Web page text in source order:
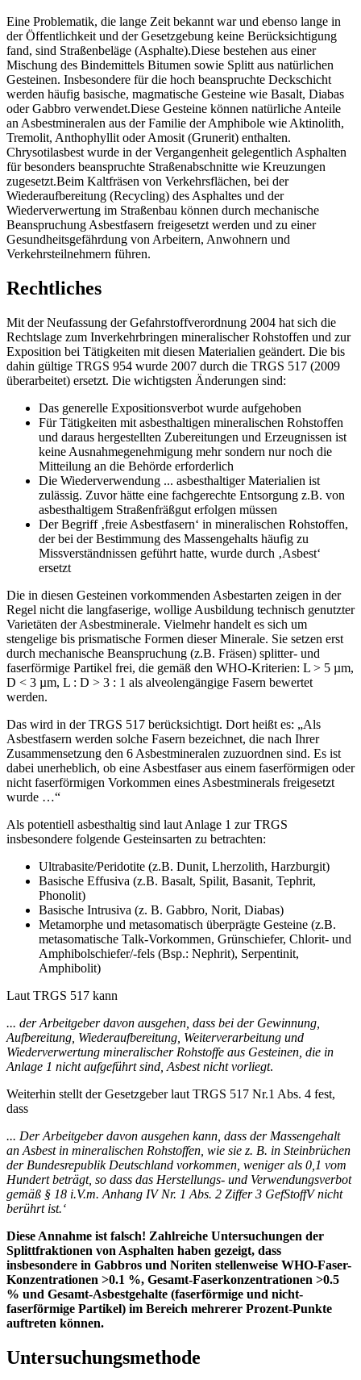
Eine Problematik, die lange Zeit bekannt war und ebenso lange in
der Öffentlichkeit und der Gesetzgebung keine Berücksichtigung
fand, sind Straßenbeläge (Asphalte).Diese bestehen aus einer
Mischung des Bindemittels Bitumen sowie Splitt aus natürlichen
Gesteinen. Insbesondere für die hoch beanspruchte Deckschicht
werden häufig basische, magmatische Gesteine wie Basalt, Diabas
oder Gabbro verwendet.Diese Gesteine können natürliche Anteile
an Asbestmineralen aus der Familie der Amphibole wie Aktinolith,
Tremolit, Anthophyllit oder Amosit (Grunerit) enthalten.
Chrysotilasbest wurde in der Vergangenheit gelegentlich Asphalten
für besonders beanspruchte Straßenabschnitte wie Kreuzungen
zugesetzt.Beim Kaltfräsen von Verkehrsflächen, bei der
Wiederaufbereitung (Recycling) des Asphaltes und der
Wiederverwertung im Straßenbau können durch mechanische
Beanspruchung Asbestfasern freigesetzt werden und zu einer
Gesundheitsgefährdung von Arbeitern, Anwohnern und
Verkehrsteilnehmern führen.
Rechtliches
Mit der Neufassung der Gefahrstoffverordnung 2004 hat sich die
Rechtslage zum Inverkehrbringen mineralischer Rohstoffen und zur
Exposition bei Tätigkeiten mit diesen Materialien geändert. Die bis
dahin gültige TRGS 954 wurde 2007 durch die TRGS 517 (2009
überarbeitet) ersetzt. Die wichtigsten Änderungen sind:
Das generelle Expositionsverbot wurde aufgehoben
Für Tätigkeiten mit asbesthaltigen mineralischen Rohstoffen
und daraus hergestellten Zubereitungen und Erzeugnissen ist
keine Ausnahmegenehmigung mehr sondern nur noch die
Mitteilung an die Behörde erforderlich
Die Wiederverwendung ... asbesthaltiger Materialien ist
zulässig. Zuvor hätte eine fachgerechte Entsorgung z.B. von
asbesthaltigem Straßenfräßgut erfolgen müssen
Der Begriff ‚freie Asbestfasern‘ in mineralischen Rohstoffen,
der bei der Bestimmung des Massengehalts häufig zu
Missverständnissen geführt hatte, wurde durch ‚Asbest‘
ersetzt
Die in diesen Gesteinen vorkommenden Asbestarten zeigen in der
Regel nicht die langfaserige, wollige Ausbildung technisch genutzter
Varietäten der Asbestminerale. Vielmehr handelt es sich um
stengelige bis prismatische Formen dieser Minerale. Sie setzen erst
durch mechanische Beanspruchung (z.B. Fräsen) splitter- und
faserförmige Partikel frei, die gemäß den WHO-Kriterien: L > 5 µm,
D < 3 µm, L : D > 3 : 1 als alveolengängige Fasern bewertet
werden.
Das wird in der TRGS 517 berücksichtigt. Dort heißt es: „Als
Asbestfasern werden solche Fasern bezeichnet, die nach Ihrer
Zusammensetzung den 6 Asbestmineralen zuzuordnen sind. Es ist
dabei unerheblich, ob eine Asbestfaser aus einem faserförmigen oder
nicht faserförmigen Vorkommen eines Asbestminerals freigesetzt
wurde …“
Als potentiell asbesthaltig sind laut Anlage 1 zur TRGS
insbesondere folgende Gesteinsarten zu betrachten:
Ultrabasite/Peridotite (z.B. Dunit, Lherzolith, Harzburgit)
Basische Effusiva (z.B. Basalt, Spilit, Basanit, Tephrit,
Phonolit)
Basische Intrusiva (z. B. Gabbro, Norit, Diabas)
Metamorphe und metasomatisch überprägte Gesteine (z.B.
metasomatische Talk-Vorkommen, Grünschiefer, Chlorit- und
Amphibolschiefer/-fels (Bsp.: Nephrit), Serpentinit,
Amphibolit)
Laut TRGS 517 kann
... der Arbeitgeber davon ausgehen, dass bei der Gewinnung,
Aufbereitung, Wiederaufbereitung, Weiterverarbeitung und
Wiederverwertung mineralischer Rohstoffe aus Gesteinen, die in
Anlage 1 nicht aufgeführt sind, Asbest nicht vorliegt.
Weiterhin stellt der Gesetzgeber laut TRGS 517 Nr.1 Abs. 4 fest,
dass
... Der Arbeitgeber davon ausgehen kann, dass der Massengehalt
an Asbest in mineralischen Rohstoffen, wie sie z. B. in Steinbrüchen
der Bundesrepublik Deutschland vorkommen, weniger als 0,1 vom
Hundert beträgt, so dass das Herstellungs- und Verwendungsverbot
gemäß § 18 i.V.m. Anhang IV Nr. 1 Abs. 2 Ziffer 3 GefStoffV nicht
berührt ist.‘
Diese Annahme ist falsch! Zahlreiche Untersuchungen der
Splittfraktionen von Asphalten haben gezeigt, dass
insbesondere in Gabbros und Noriten stellenweise WHO-Faser-
Konzentrationen >0.1 %, Gesamt-Faserkonzentrationen >0.5
% und Gesamt-Asbestgehalte (faserförmige und nicht-
faserförmige Partikel) im Bereich mehrerer Prozent-Punkte
auftreten können.
Untersuchungsmethode